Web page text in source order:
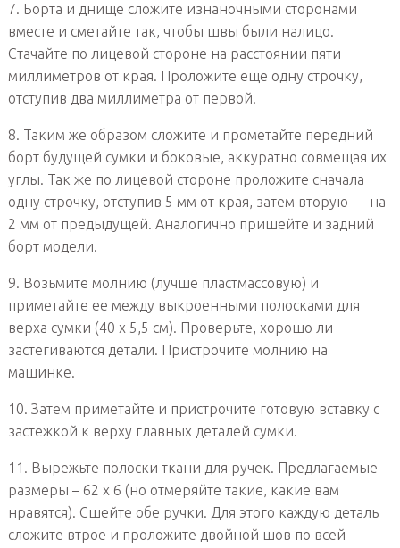
7. Борта и днище сложите изнаночными сторонами
вместе и сметайте так, чтобы швы были налицо.
Стачайте по лицевой стороне на расстоянии пяти
миллиметров от края. Проложите еще одну строчку,
отступив два миллиметра от первой.
8. Таким же образом сложите и прометайте передний
борт будущей сумки и боковые, аккуратно совмещая их
углы. Так же по лицевой стороне проложите сначала
одну строчку, отступив 5 мм от края, затем вторую — на
2 мм от предыдущей. Аналогично пришейте и задний
борт модели.
9. Возьмите молнию (лучше пластмассовую) и
приметайте ее между выкроенными полосками для
верха сумки (40 х 5,5 см). Проверьте, хорошо ли
застегиваются детали. Пристрочите молнию на
машинке.
10. Затем приметайте и пристрочите готовую вставку с
застежкой к верху главных деталей сумки.
11. Вырежьте полоски ткани для ручек. Предлагаемые
размеры – 62 х 6 (но отмеряйте такие, какие вам
нравятся). Сшейте обе ручки. Для этого каждую деталь
сложите втрое и проложите двойной шов по всей